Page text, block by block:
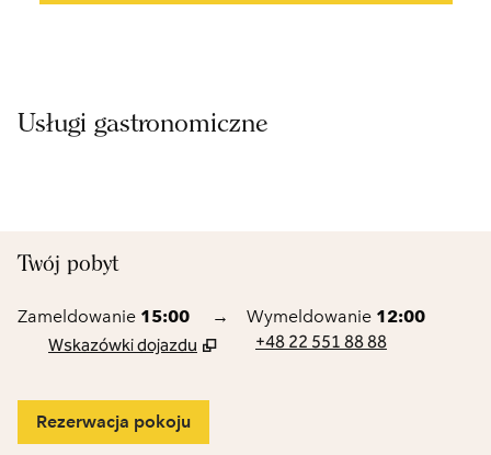
Usługi gastronomiczne
Twój pobyt
Zameldowanie 15:00 → Wymeldowanie 12:00
Wskazówki dojazdu
+48 22 551 88 88
Rezerwacja pokoju